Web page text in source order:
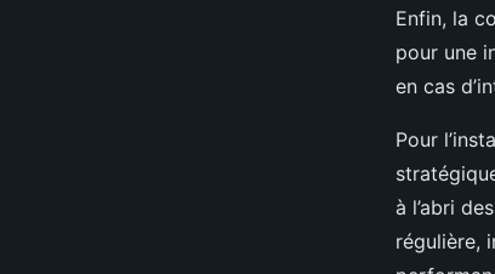
Enfin, la
pour une
en cas
Pour
à l’abri
régulière,